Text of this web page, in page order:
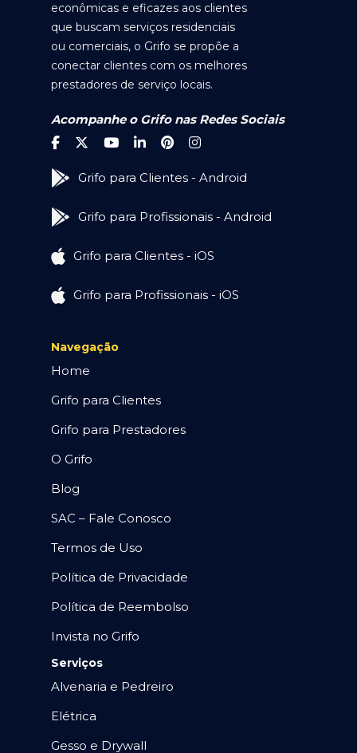
econômicas e eficazes aos clientes
que buscam serviços residenciais
ou comerciais, o Grifo se propõe a
conectar clientes com os melhores
prestadores de serviço locais.
Acompanhe o Grifo nas Redes Sociais
Grifo para Clientes - Android
Grifo para Profissionais - Android
Grifo para Clientes - iOS
Grifo para Profissionais - iOS
Navegação
Home
Grifo para Clientes
Grifo para Prestadores
O Grifo
Blog
SAC – Fale Conosco
Termos de Uso
Política de Privacidade
Política de Reembolso
Invista no Grifo
Serviços
Alvenaria e Pedreiro
Elétrica
Gesso e Drywall